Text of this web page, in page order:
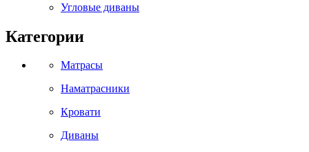
Угловые диваны
Категории
Матрасы
Наматрасники
Кровати
Диваны